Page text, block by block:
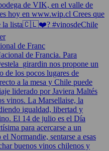
de Franc